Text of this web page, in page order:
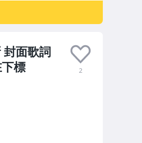
面歌詞
標
2